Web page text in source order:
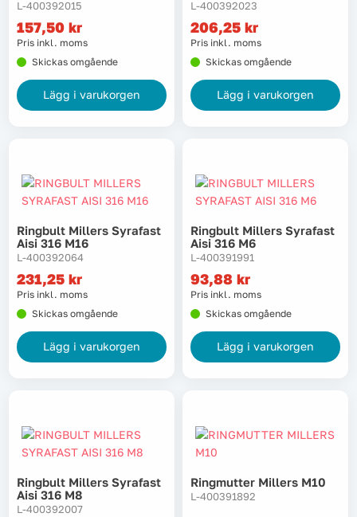
L-400392015
157,50 kr
Pris inkl. moms
Skickas omgående
Lägg i varukorgen
L-400392023
206,25 kr
Pris inkl. moms
Skickas omgående
Lägg i varukorgen
Ringbult Millers Syrafast
Aisi 316 M16
L-400392064
231,25 kr
Pris inkl. moms
Skickas omgående
Lägg i varukorgen
Ringbult Millers Syrafast
Aisi 316 M6
L-400391991
93,88 kr
Pris inkl. moms
Skickas omgående
Lägg i varukorgen
Ringbult Millers Syrafast
Aisi 316 M8
L-400392007
Ringmutter Millers M10
L-400391892